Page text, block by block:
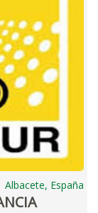
Albacete, España